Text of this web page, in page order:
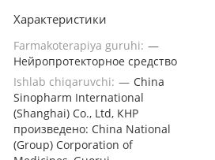
Характеристики
Farmakoterapiya guruhi: —
Нейропротекторное средство
Ishlab chiqaruvchi: — China
Sinopharm International
(Shanghai) Co., Ltd, КНР
произведено: China National
(Group) Corporation of